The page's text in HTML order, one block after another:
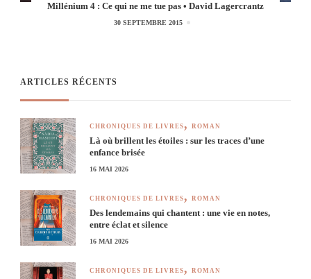
Millénium 4 : Ce qui ne me tue pas • David Lagercrantz
30 SEPTEMBRE 2015
ARTICLES RÉCENTS
CHRONIQUES DE LIVRES ROMAN
Là où brillent les étoiles : sur les traces d’une
enfance brisée
16 MAI 2026
CHRONIQUES DE LIVRES ROMAN
Des lendemains qui chantent : une vie en notes,
entre éclat et silence
16 MAI 2026
CHRONIQUES DE LIVRES ROMAN